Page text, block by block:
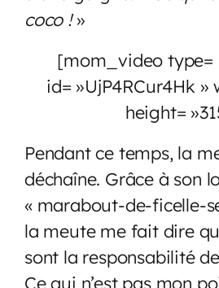
coco !»
[mom_video type=
id= »UjP4RCur4Hk »
height=
Pendant ce temps, la
déchaîne. Grâce à son
« marabout-de-ficelle-
la meute me fait dire
sont la responsabilité
Ce qui n’est pas mon